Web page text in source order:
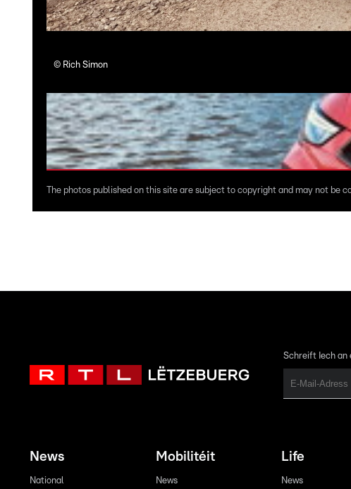
© Rich Simon
The photos published on this site are subject to copyright and may not
Schreift Iech an
News
National
Mobilitéit
News
Life
News